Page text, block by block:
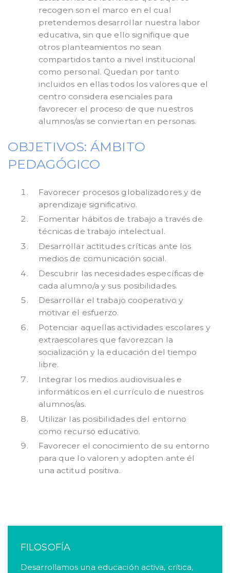
recogen son el marco en el cual
pretendemos desarrollar nuestra labor
educativa, sin que ello signifique que
otros planteamientos no sean
compartidos tanto a nivel institucional
como personal. Quedan por tanto
incluidos en ellas todos los valores que el
centro considera esenciales para
favorecer el proceso de que nuestros
alumnos/as se conviertan en personas.
OBJETIVOS: ÁMBITO
PEDAGÓGICO
Favorecer procesos globalizadores y de
aprendizaje significativo.
Fomentar hábitos de trabajo a través de
técnicas de trabajo intelectual.
Desarrollar actitudes críticas ante los
medios de comunicación social.
Descubrir las necesidades específicas de
cada alumno/a y sus posibilidades.
Desarrollar el trabajo cooperativo y
motivar el esfuerzo.
Potenciar aquellas actividades escolares y
extraescolares que favorezcan la
socialización y la educación del tiempo
libre.
Integrar los medios audiovisuales e
informáticos en el currículo de nuestros
alumnos/as.
Utilizar las posibilidades del entorno
como recurso educativo.
Favorecer el conocimiento de su entorno
para que lo valoren y adopten ante él
una actitud positiva.
FILOSOFÍA
Desarrollamos una educación activa, crítica,